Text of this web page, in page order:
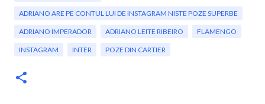
ADRIANO ARE PE CONTUL LUI DE INSTAGRAM NISTE POZE SUPERBE
ADRIANO IMPERADOR ADRIANO LEITE RIBEIRO FLAMENGO
INSTAGRAM INTER POZE DIN CARTIER